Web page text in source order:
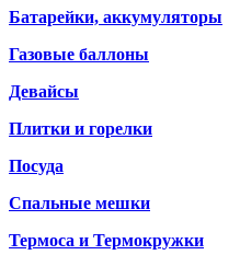
Батарейки, аккумуляторы
Газовые баллоны
Девайсы
Плитки и горелки
Посуда
Спальные мешки
Термоса и Термокружки